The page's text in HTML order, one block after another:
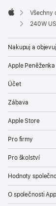
Apple
Všechny
240W
Nakupuj a objevuj
Apple Peněženka
Účet
Zábava
Apple Store
Pro firmy
Pro školství
Hodnoty
O společnosti